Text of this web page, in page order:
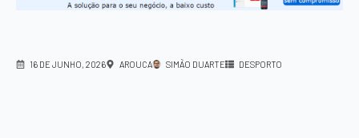
16 DE JUNHO, 2026 AROUCA SIMÃO DUARTE DESPORTO